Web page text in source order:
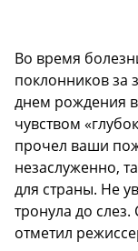
Во время
поклонников за
днем рождения
чувством
прочел ваши
незаслуженно,
для страны. Не
тронула до
отметил